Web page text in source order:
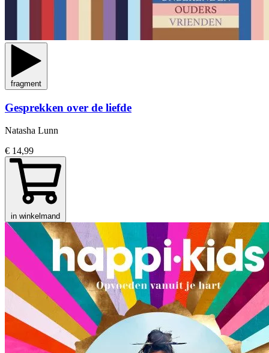
fragment
Gesprekken over de liefde
Natasha Lunn
€ 14,99
in winkelmand